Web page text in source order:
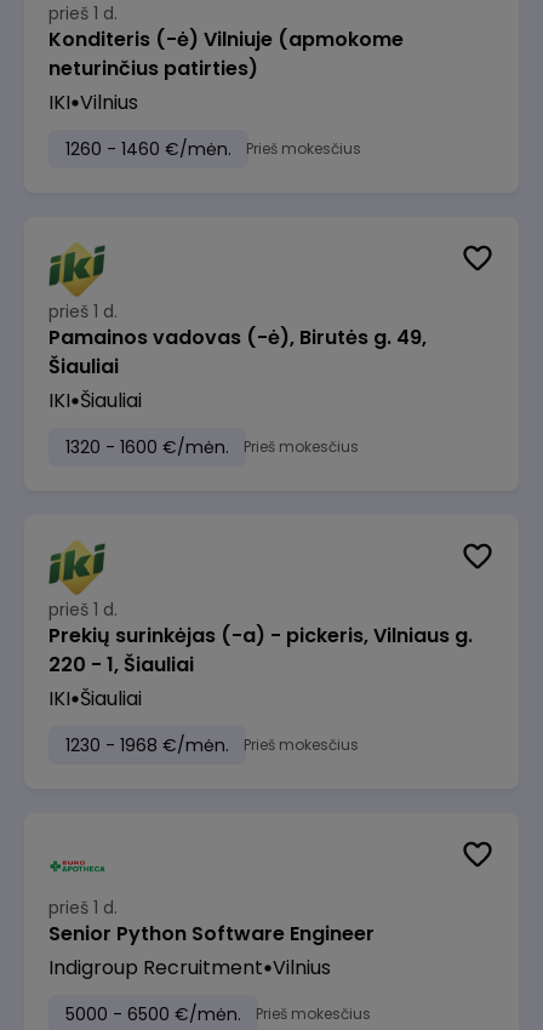
prieš 1 d.
Konditeris (-ė) Vilniuje (apmokome
neturinčius patirties)
IKI Vilnius
1260 - 1460 €/mėn. Prieš mokesčius
prieš 1 d.
Pamainos vadovas (-ė), Birutės g. 49,
Šiauliai
IKI Šiauliai
1320 - 1600 €/mėn. Prieš mokesčius
prieš 1 d.
Prekių surinkėjas (-a) - pickeris, Vilniaus g.
220 - 1, Šiauliai
IKI Šiauliai
1230 - 1968 €/mėn. Prieš mokesčius
prieš 1 d.
Senior Python Software Engineer
Indigroup Recruitment Vilnius
5000 - 6500 €/mėn. Prieš mokesčius